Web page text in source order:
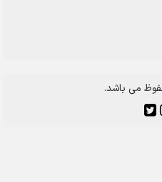
می باشد.